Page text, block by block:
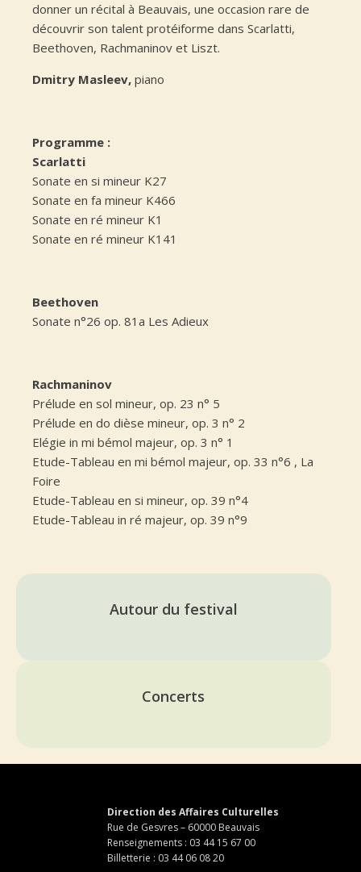
donner un récital à Beauvais, une occasion rare de
découvrir son talent protéiforme dans Scarlatti,
Beethoven, Rachmaninov et Liszt.
Dmitry Masleev, piano
Programme :
Scarlatti
Sonate en si mineur K27
Sonate en fa mineur K466
Sonate en ré mineur K1
Sonate en ré mineur K141
Beethoven
Sonate n°26 op. 81a Les Adieux
Rachmaninov
Prélude en sol mineur, op. 23 n° 5
Prélude en do dièse mineur, op. 3 n° 2
Elégie in mi bémol majeur, op. 3 n° 1
Etude-Tableau en mi bémol majeur, op. 33 n°6 , La
Foire
Etude-Tableau en si mineur, op. 39 n°4
Etude-Tableau in ré majeur, op. 39 n°9
Autour du festival
Concerts
Direction des Affaires Culturelles
Rue de Gesvres – 60000 Beauvais
Renseignements : 03 44 15 67 00
Billetterie : 03 44 06 08 20